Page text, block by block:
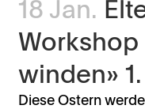
18 Jan.
Workshop
winden»
Diese Ostern